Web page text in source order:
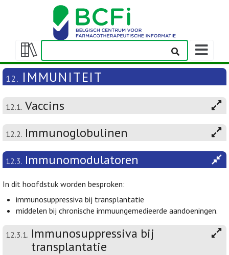
Weergeven/verbergen
inhoudstafel
12. IMMUNITEIT
12.1. Vaccins
12.2. Immunoglobulinen
12.3. Immunomodulatoren
In dit hoofdstuk worden besproken:
immunosuppressiva bij transplantatie
middelen bij chronische immuungemedieerde aandoeningen.
12.3.1. Immunosuppressiva bij
transplantatie